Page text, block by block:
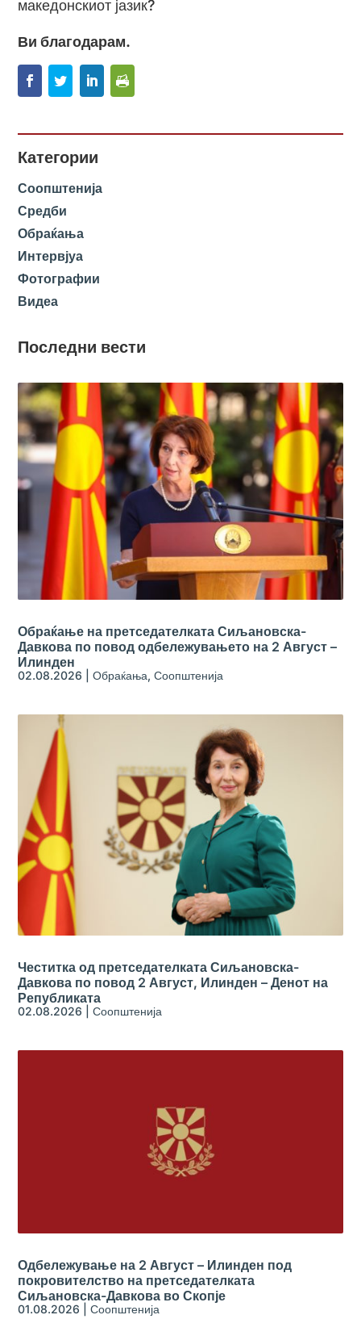
македонскиот јазик?
Ви благодарам.
Категории
Соопштенија
Средби
Обраќања
Интервјуа
Фотографии
Видеа
Последни вести
Обраќање на претседателката Сиљановска-
Давкова по повод одбележувањето на 2 Август –
Илинден
02.08.2026 |Обраќања,Соопштенија
Честитка од претседателката Сиљановска-
Давкова по повод 2 Август, Илинден – Денот на
Републиката
02.08.2026 |Соопштенија
Одбележување на 2 Август – Илинден под
покровителство на претседателката
Сиљановска-Давкова во Скопје
01.08.2026 |Соопштенија